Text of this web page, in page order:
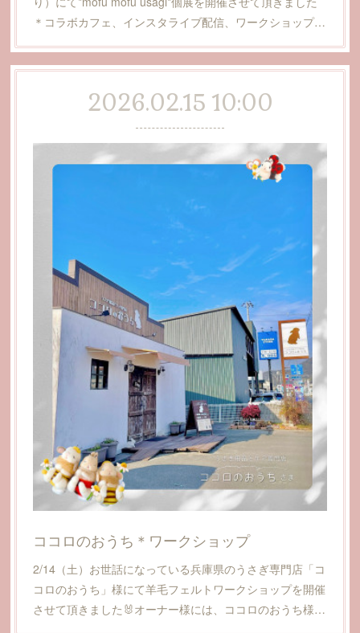
＊コラボカフェ、インスタライブ配信、ワークショップ…
2026.02.15 10:00
ココロのおうち＊ワークショップ
2/14（土）お世話になっている兵庫県のうさぎ専門店「コ
コロのおうち」様にて羊毛フェルトワークショップを開催
させて頂きました🐰オーナー様には、ココロのおうち様…